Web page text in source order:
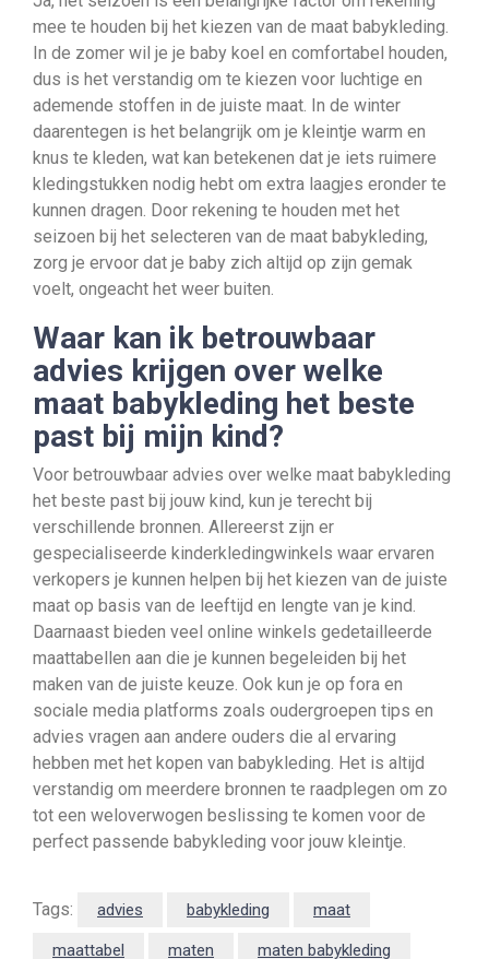
mee te houden bij het kiezen van de maat babykleding.
In de zomer wil je je baby koel en comfortabel houden,
dus is het verstandig om te kiezen voor luchtige en
ademende stoffen in de juiste maat. In de winter
daarentegen is het belangrijk om je kleintje warm en
knus te kleden, wat kan betekenen dat je iets ruimere
kledingstukken nodig hebt om extra laagjes eronder te
kunnen dragen. Door rekening te houden met het
seizoen bij het selecteren van de maat babykleding,
zorg je ervoor dat je baby zich altijd op zijn gemak
voelt, ongeacht het weer buiten.
Waar kan ik betrouwbaar
advies krijgen over welke
maat babykleding het beste
past bij mijn kind?
Voor betrouwbaar advies over welke maat babykleding
het beste past bij jouw kind, kun je terecht bij
verschillende bronnen. Allereerst zijn er
gespecialiseerde kinderkledingwinkels waar ervaren
verkopers je kunnen helpen bij het kiezen van de juiste
maat op basis van de leeftijd en lengte van je kind.
Daarnaast bieden veel online winkels gedetailleerde
maattabellen aan die je kunnen begeleiden bij het
maken van de juiste keuze. Ook kun je op fora en
sociale media platforms zoals oudergroepen tips en
advies vragen aan andere ouders die al ervaring
hebben met het kopen van babykleding. Het is altijd
verstandig om meerdere bronnen te raadplegen om zo
tot een weloverwogen beslissing te komen voor de
perfect passende babykleding voor jouw kleintje.
Tags: advies babykleding maat
maattabel maten maten babykleding